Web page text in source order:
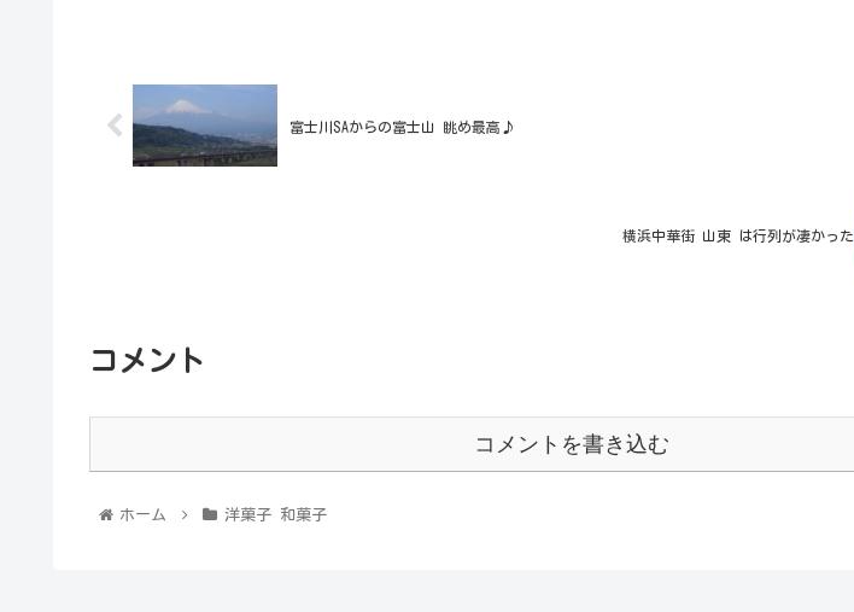
富士川SAからの富士山 眺め最高♪
横浜中華街 山東 は行列が凄かった
コメント
コメントを書き込む
ホーム 洋菓子 和菓子